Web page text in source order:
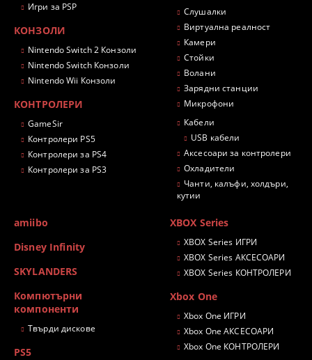
Игри за PSP
КОНЗОЛИ
Nintendo Switch 2 Конзоли
Nintendo Switch Конзоли
Nintendo Wii Конзоли
КОНТРОЛЕРИ
GameSir
Контролери PS5
Контролери за PS4
Контролери за PS3
Слушалки
Виртуална реалност
Камери
Стойки
Волани
Зарядни станции
Микрофони
Кабели
USB кабели
Аксесоари за контролери
Охладители
Чанти, калъфи, холдъри,
кутии
amiibo
Disney Infinity
SKYLANDERS
Компютърни
компоненти
Твърди дискове
PS5
XBOX Series
XBOX Series ИГРИ
XBOX Series АКСЕСОАРИ
XBOX Series КОНТРОЛЕРИ
Xbox One
Xbox One ИГРИ
Xbox One АКСЕСОАРИ
Xbox One КОНТРОЛЕРИ